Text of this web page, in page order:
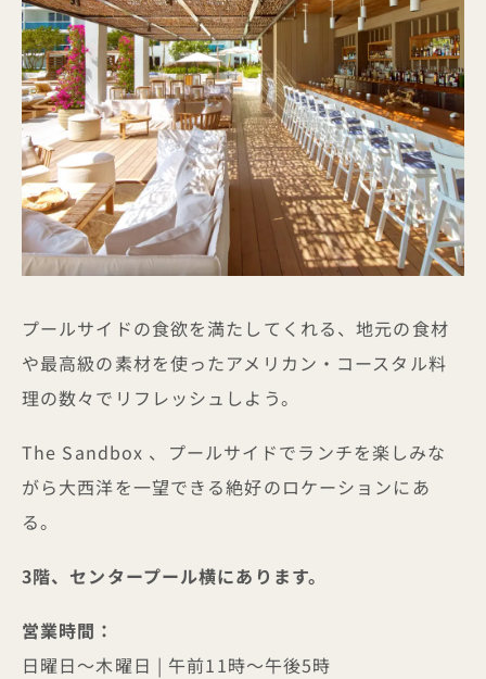
プールサイドの食欲を満たしてくれる、地元の食材
や最高級の素材を使ったアメリカン・コースタル料
理の数々でリフレッシュしよう。
The Sandbox 、プールサイドでランチを楽しみな
がら大西洋を一望できる絶好のロケーションにあ
る。
3階、センタープール横にあります。
営業時間：
日曜日～木曜日 | 午前11時～午後5時